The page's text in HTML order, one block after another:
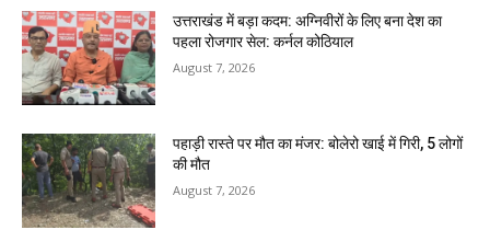
उत्तराखंड में बड़ा कदम: अग्निवीरों के लिए बना देश का
पहला रोजगार सेल: कर्नल कोठियाल
August 7, 2026
पहाड़ी रास्ते पर मौत का मंजर: बोलेरो खाई में गिरी, 5 लोगों
की मौत
August 7, 2026